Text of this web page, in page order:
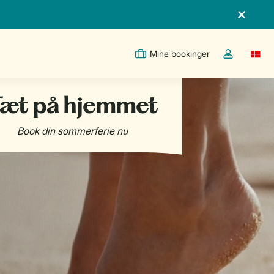
Mine bookinger
Toggle the